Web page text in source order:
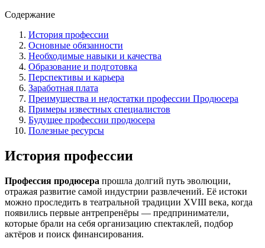
Содержание
История профессии
Основные обязанности
Необходимые навыки и качества
Образование и подготовка
Перспективы и карьера
Заработная плата
Преимущества и недостатки профессии Продюсера
Примеры известных специалистов
Будущее профессии продюсера
Полезные ресурсы
История профессии
Профессия продюсера прошла долгий путь эволюции,
отражая развитие самой индустрии развлечений. Её истоки
можно проследить в театральной традиции XVIII века, когда
появились первые антрепренёры — предприниматели,
которые брали на себя организацию спектаклей, подбор
актёров и поиск финансирования.